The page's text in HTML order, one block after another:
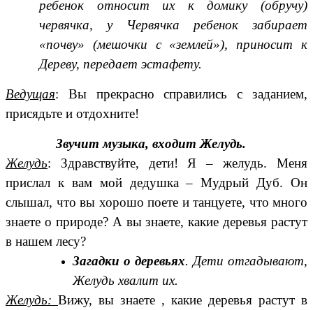
ребенок относит их к домику (обручу)
червячка, у Червячка ребенок забирает
«почву» (мешочки с «землей»), приносит к
Дереву, передает эстафету.
Ведущая: Вы прекрасно справились с заданием,
присядьте и отдохните!
Звучит музыка, входит Желудь.
Желудь: Здравствуйте, дети! Я – желудь. Меня
прислал к вам мой дедушка – Мудрый Дуб. Он
слышал, что вы хорошо поете и танцуете, что много
знаете о природе? А вы знаете, какие деревья растут
в нашем лесу?
Загадки о деревьях. Дети отгадывают,
Желудь хвалит их.
Желудь: Вижу, вы знаете , какие деревья растут в